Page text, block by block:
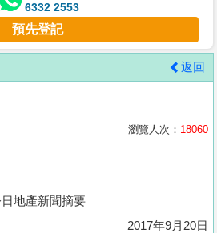
6332 2553
預先登記
返回
瀏覽人次： 18060
地產新聞摘要
2017年9月20日